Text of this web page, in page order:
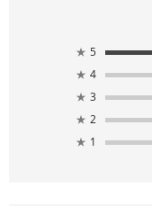
★ 5
★ 4
★ 3
★ 2
★ 1